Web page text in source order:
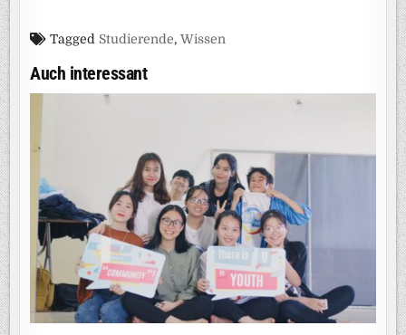
Tagged Studierende,Wissen
Auch interessant